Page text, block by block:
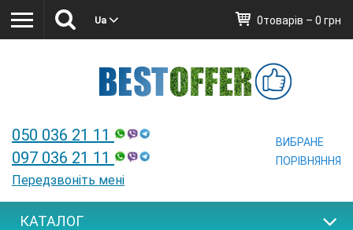
Ua
050 036 21 11
097 036 21 11
Передзвоніть мені
0товарів – 0 грн
ВИБРАНЕ
ПОРІВНЯННЯ
КАТАЛОГ